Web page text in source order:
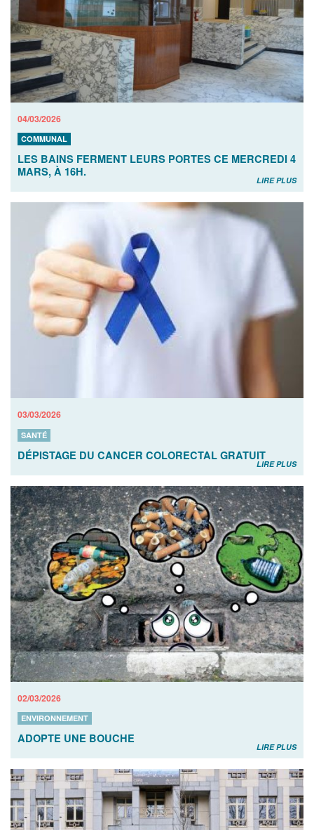
04/03/2026
COMMUNAL
LES BAINS FERMENT LEURS PORTES CE MERCREDI 4
MARS, À 16H.
LIRE PLUS
03/03/2026
SANTÉ
DÉPISTAGE DU CANCER COLORECTAL GRATUIT
LIRE PLUS
02/03/2026
ENVIRONNEMENT
ADOPTE UNE BOUCHE
LIRE PLUS